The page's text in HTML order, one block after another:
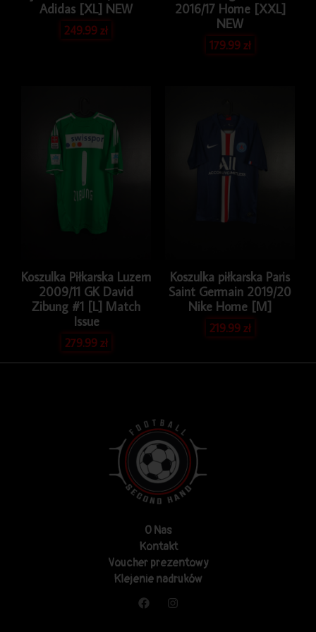
Adidas [XL] NEW
249.99zł
2016/17 Home [XXL]
NEW
179.99zł
Koszulka Piłkarska Luzern
2009/11 GK David
Zibung #1 [L] Match
Issue
279.99zł
Koszulka piłkarska Paris
Saint Germain 2019/20
Nike Home [M]
219.99zł
O Nas
Kontakt
Voucher prezentowy
Klejenie nadruków